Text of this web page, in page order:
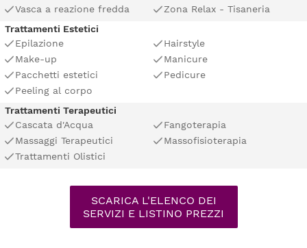
Vasca a reazione fredda
Zona Relax - Tisaneria
Trattamenti Estetici
Epilazione
Hairstyle
Make-up
Manicure
Pacchetti estetici
Pedicure
Peeling al corpo
Trattamenti Terapeutici
Cascata d'Acqua
Fangoterapia
Massaggi Terapeutici
Massofisioterapia
Trattamenti Olistici
SCARICA L'ELENCO DEI
SERVIZI E LISTINO PREZZI